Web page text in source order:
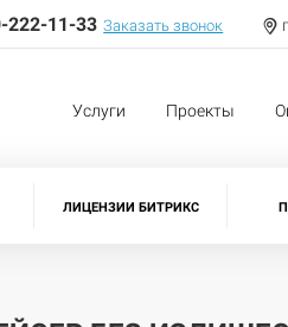
222-11-33 Заказать звонок
Услуги Проекты
ЛИЦЕНЗИИ БИТРИКС